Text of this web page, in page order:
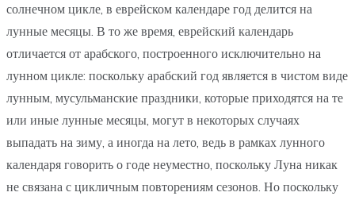
солнечном цикле, в еврейском календаре год делится на
лунные месяцы. В то же время, еврейский календарь
отличается от арабского, построенного исключительно на
лунном цикле: поскольку арабский год является в чистом виде
лунным, мусульманские праздники, которые приходятся на те
или иные лунные месяцы, могут в некоторых случаях
выпадать на зиму, а иногда на лето, ведь в рамках лунного
календаря говорить о годе неуместно, поскольку Луна никак
не связана с цикличным повторениям сезонов. Но поскольку